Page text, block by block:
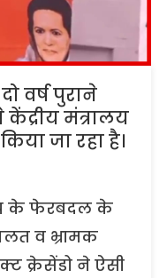
वर्ष पुराने
केंद्रीय मंत्रालय
जा रहा है।
के फेरबदल के
व भ्रामक
क्रेसेंडो ने ऐसी